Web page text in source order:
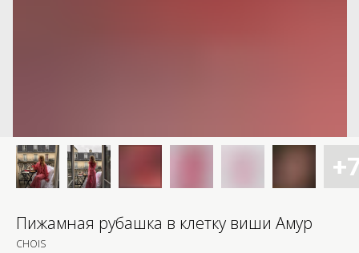
Пижамная рубашка в клетку виши Амур
CHOIS